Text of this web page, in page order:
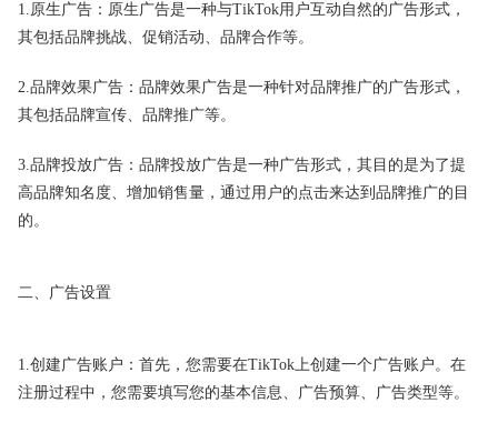
1.原生广告：原生广告是一种与TikTok用户互动自然的广告形式，
其包括品牌挑战、促销活动、品牌合作等。
2.品牌效果广告：品牌效果广告是一种针对品牌推广的广告形式，
其包括品牌宣传、品牌推广等。
3.品牌投放广告：品牌投放广告是一种广告形式，其目的是为了提
高品牌知名度、增加销售量，通过用户的点击来达到品牌推广的目
的。
二、广告设置
1.创建广告账户：首先，您需要在TikTok上创建一个广告账户。在
注册过程中，您需要填写您的基本信息、广告预算、广告类型等。